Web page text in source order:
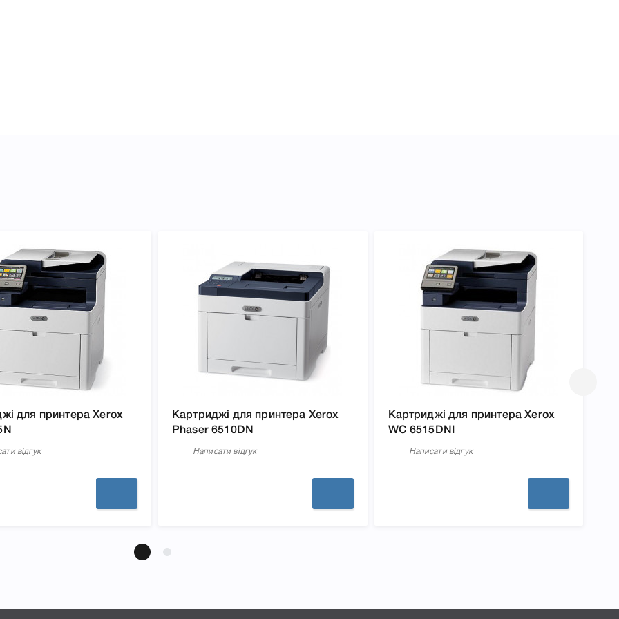
докладні характеристики,
Xerox 108R01417
вибору.
для принтера Xerox
відгук
Картриджі для принтера Xerox
Phaser 6510DN
Написати відгук
Картриджі для принтера Xerox
WC 6515DNI
Написати відгук